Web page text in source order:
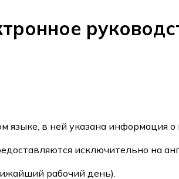
в ней указана информация
исключительно на
рабочий день).